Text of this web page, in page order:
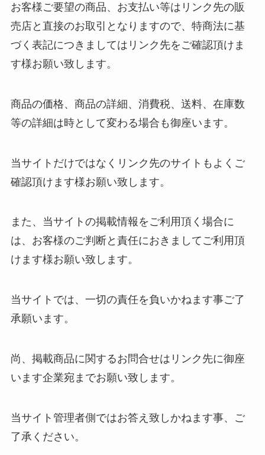
お客様ご要望の商品、お支払い等はリンク先の販
売店と直接のお取引となりますので、特商法に基
づく表記につきましてはリンク先をご確認頂けま
す様お願い致します。
商品の価格、商品の詳細、消費税、送料、在庫数
等の詳細は時として変わる場合も御座います。
当サイトだけではなくリンク先のサイトもよくご
確認頂けます様お願い致します。
また、当サイトの掲載情報をご利用頂く場合に
は、お客様のご判断と責任におきましてご利用頂
けます様お願い致します。
当サイトでは、一切の責任を負いかねます事ご了
承願います。
尚、掲載商品に関するお問合せはリンク先に御座
います企業宛までお願い致します。
当サイト管理者側ではお答え致しかねます事、ご
了承ください。